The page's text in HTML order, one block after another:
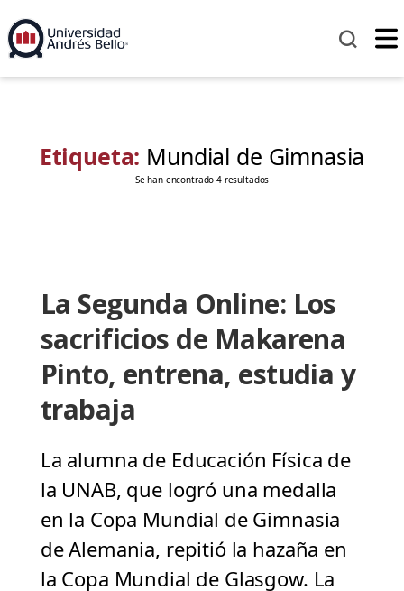
Etiqueta: Mundial de Gimnasia
Se han encontrado 4 resultados
La Segunda Online: Los
sacrificios de Makarena
Pinto, entrena, estudia y
trabaja
La alumna de Educación Física de
la UNAB, que logró una medalla
en la Copa Mundial de Gimnasia
de Alemania, repitió la hazaña en
la Copa Mundial de Glasgow. La